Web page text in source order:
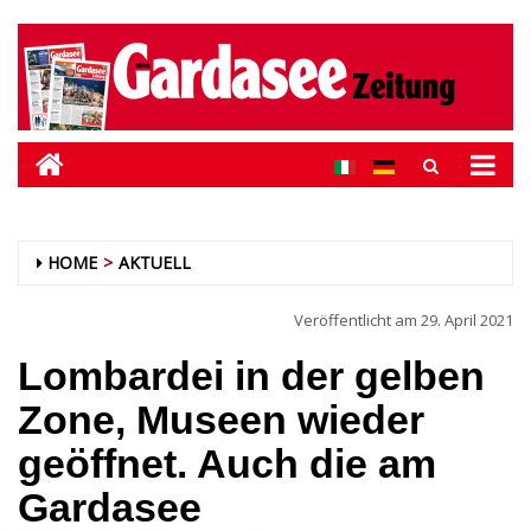
HOME AKTUELL
Veröffentlicht am 29. April 2021
Lombardei in der gelben
Zone, Museen wieder
geöffnet. Auch die am
Gardasee